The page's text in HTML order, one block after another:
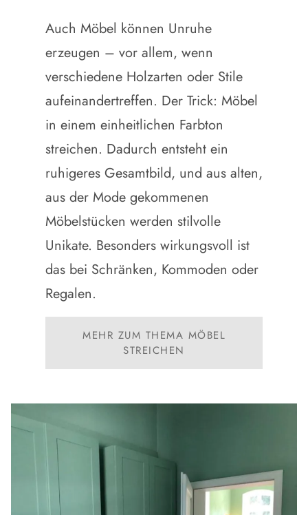
Auch Möbel können Unruhe
erzeugen – vor allem, wenn
verschiedene Holzarten oder Stile
aufeinandertreffen. Der Trick: Möbel
in einem einheitlichen Farbton
streichen. Dadurch entsteht ein
ruhigeres Gesamtbild, und aus alten,
aus der Mode gekommenen
Möbelstücken werden stilvolle
Unikate. Besonders wirkungsvoll ist
das bei Schränken, Kommoden oder
Regalen.
MEHR ZUM THEMA MÖBEL
STREICHEN